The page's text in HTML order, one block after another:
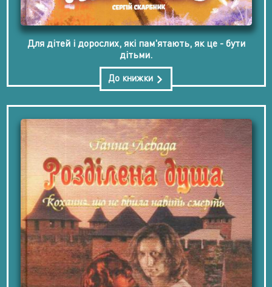
Для дітей і дорослих, які пам'ятають, як це - бути
дітьми.
До книжки